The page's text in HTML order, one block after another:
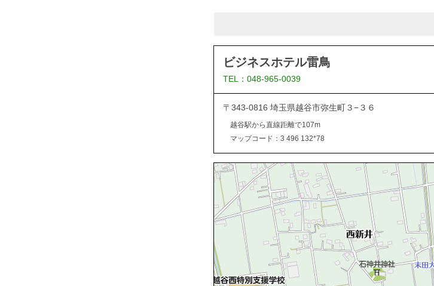
ビジネスホテル雷鳥
TEL：048-965-0039
〒343-0816 埼玉県越谷市弥生町３−３６
越谷駅から直線距離で107m
マップコード：3 496 132*78